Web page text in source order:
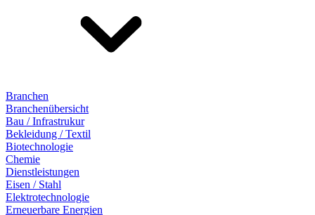
Branchen
Branchenübersicht
Bau / Infrastrukur
Bekleidung / Textil
Biotechnologie
Chemie
Dienstleistungen
Eisen / Stahl
Elektrotechnologie
Erneuerbare Energien